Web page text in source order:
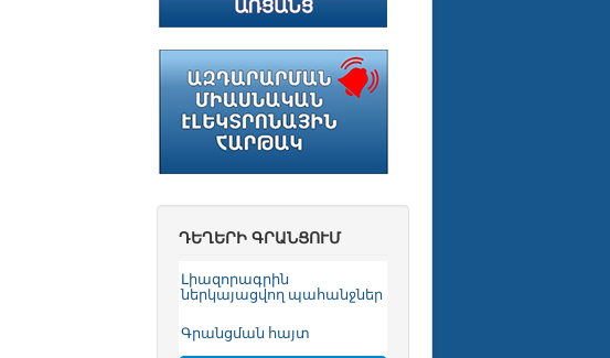
ԴԵՂԵՐԻ ԳՐԱՆՑՈՒՄ
Լիազորագրին
ներկայացվող պահանջներ
Գրանցման հայտ